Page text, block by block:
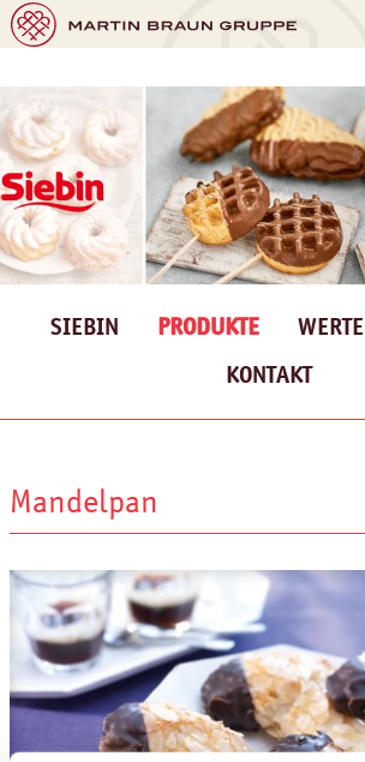
SIEBIN PRODUKTE WERTE
KONTAKT
Mandelpan